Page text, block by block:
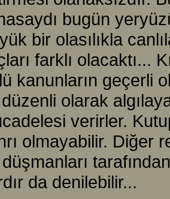
bugün
bir olasılıkla
farklı olacaktı...
kanunların geçerli
olarak
verirler.
olmayabilir. Diğer
da denilebilir...